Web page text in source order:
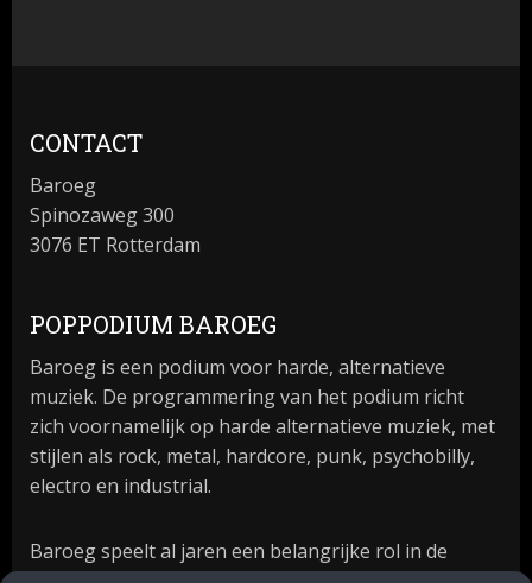
CONTACT
Baroeg
Spinozaweg 300
3076 ET Rotterdam
POPPODIUM BAROEG
Baroeg is een podium voor harde, alternatieve
muziek. De programmering van het podium richt
zich voornamelijk op harde alternatieve muziek, met
stijlen als rock, metal, hardcore, punk, psychobilly,
electro en industrial.
Baroeg speelt al jaren een belangrijke rol in de